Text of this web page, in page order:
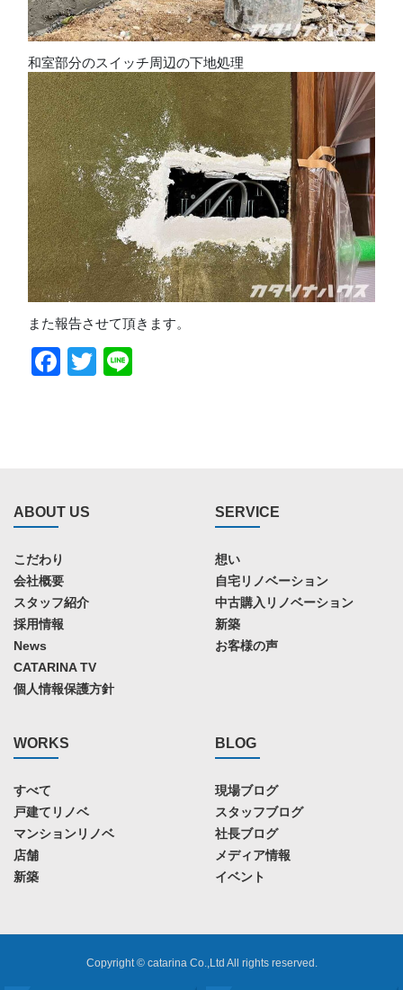
和室部分のスイッチ周辺の下地処理
また報告させて頂きます。
Facebook
Twitter
ABOUT US
こだわり
会社概要
スタッフ紹介
採用情報
News
CATARINA TV
個人情報保護方針
SERVICE
想い
自宅リノベーション
中古購入リノベーション
新築
お客様の声
WORKS
すべて
戸建てリノベ
マンションリノベ
店舗
新築
BLOG
現場ブログ
スタッフブログ
社長ブログ
メディア情報
イベント
Copyright © catarina Co.,Ltd All rights reserved.